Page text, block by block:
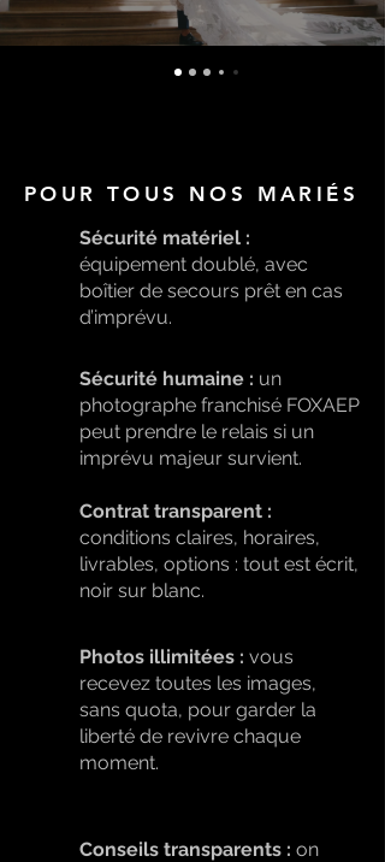
POUR TOUS NOS MARIÉS
Sécurité matériel :
équipement doublé, avec
boîtier de secours prêt en cas
d’imprévu.
Sécurité humaine : un
photographe franchisé FOXAEP
peut prendre le relais si un
imprévu majeur survient.
Contrat transparent :
conditions claires, horaires,
livrables, options : tout est écrit,
noir sur blanc.
Photos illimitées : vous
recevez toutes les images,
sans quota, pour garder la
liberté de revivre chaque
moment.
Conseils transparents : on